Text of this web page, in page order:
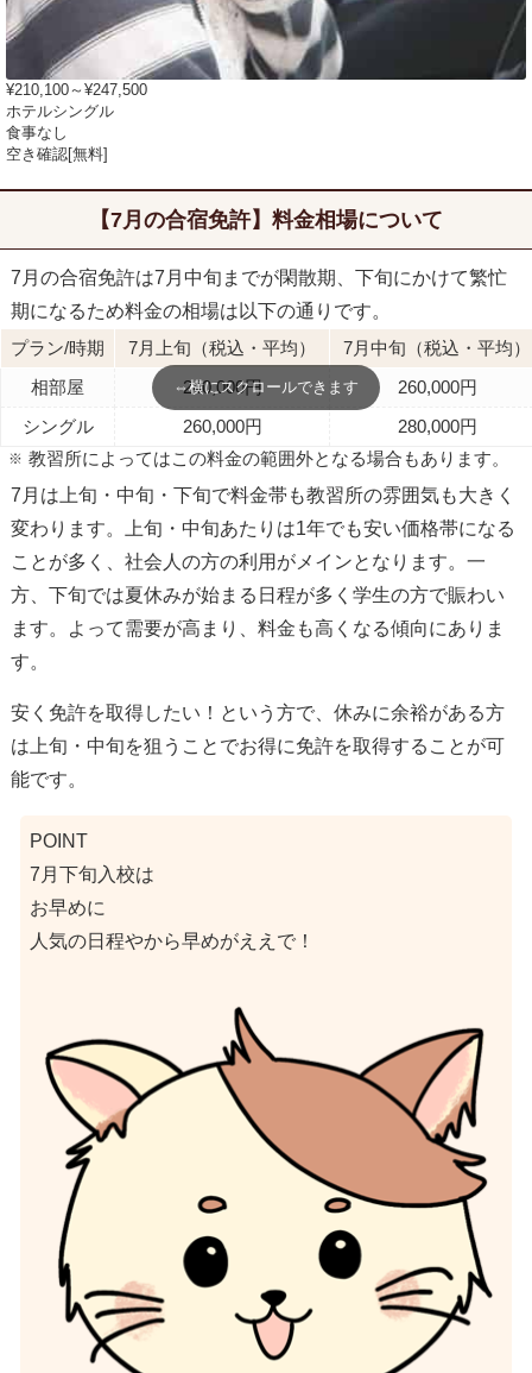
¥210,100～¥247,500
ホテルシングル
食事なし
空き確認[無料]
【7月の合宿免許】料金相場について
7月の合宿免許は7月中旬までが閑散期、下旬にかけて繁忙
期になるため料金の相場は以下の通りです。
プラン/時期
7月上旬（税込・平均）
7月中旬（税込・平均）
相部屋
240,000円
260,000円
シングル
260,000円 280,000円
⇔横にスクロールできます
教習所によってはこの料金の範囲外となる場合もあります。
7月は上旬・中旬・下旬で料金帯も教習所の雰囲気も大きく
変わります。上旬・中旬あたりは1年でも安い価格帯になる
ことが多く、社会人の方の利用がメインとなります。一
方、下旬では夏休みが始まる日程が多く学生の方で賑わい
ます。よって需要が高まり、料金も高くなる傾向にありま
す。
安く免許を取得したい！という方で、休みに余裕がある方
は上旬・中旬を狙うことでお得に免許を取得することが可
能です。
POINT
7月下旬入校は
お早めに
人気の日程やから早めがええで！